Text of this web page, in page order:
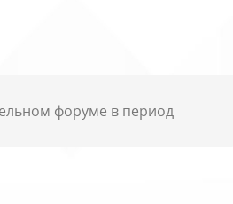
форуме в период